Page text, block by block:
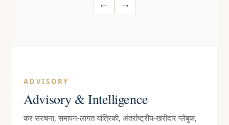
← →
ADVISORY
Advisory & Intelligence
कर संरचना, समापन-लागत यांत्रिकी, अंतर्राष्ट्रीय-खरीदार प्लेबुक,